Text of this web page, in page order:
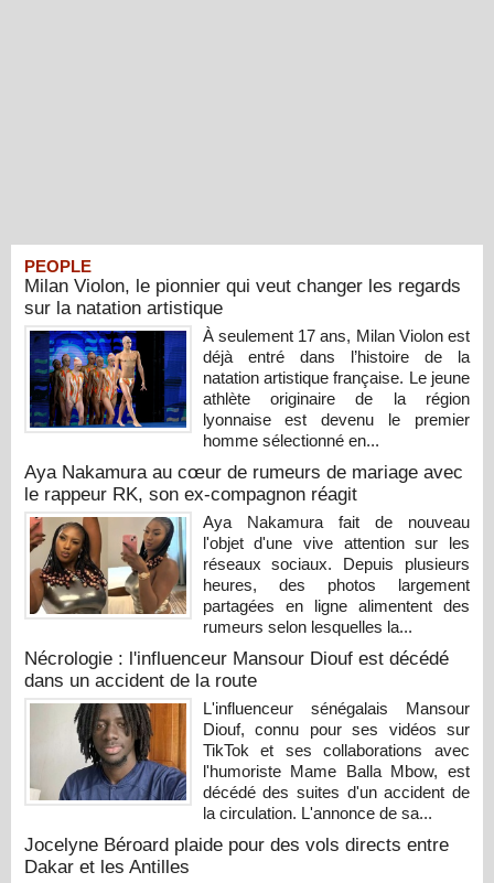
PEOPLE
Milan Violon, le pionnier qui veut changer les regards
sur la natation artistique
À seulement 17 ans, Milan Violon est
déjà entré dans l’histoire de la
natation artistique française. Le jeune
athlète originaire de la région
lyonnaise est devenu le premier
homme sélectionné en...
Aya Nakamura au cœur de rumeurs de mariage avec
le rappeur RK, son ex-compagnon réagit
Aya Nakamura fait de nouveau
l'objet d'une vive attention sur les
réseaux sociaux. Depuis plusieurs
heures, des photos largement
partagées en ligne alimentent des
rumeurs selon lesquelles la...
Nécrologie : l'influenceur Mansour Diouf est décédé
dans un accident de la route
L'influenceur sénégalais Mansour
Diouf, connu pour ses vidéos sur
TikTok et ses collaborations avec
l'humoriste Mame Balla Mbow, est
décédé des suites d'un accident de
la circulation. L'annonce de sa...
Jocelyne Béroard plaide pour des vols directs entre
Dakar et les Antilles